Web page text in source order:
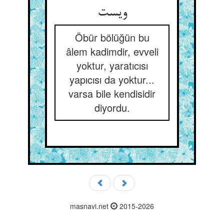
ویست
Öbür bölüğün bu
âlem kadimdir, evveli
yoktur, yaratıcısı
yapıcısı da yoktur...
varsa bile kendisidir
diyordu.
masnavi.net 2015-2026